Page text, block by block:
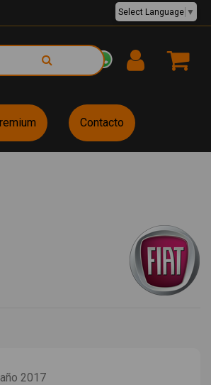
EUR €
Select Language ▼
Contacto
2017